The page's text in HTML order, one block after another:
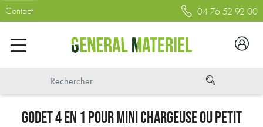
Contact 04 76 52 92 00
GODET 4 EN 1 POUR MINI CHARGEUSE OU PETIT